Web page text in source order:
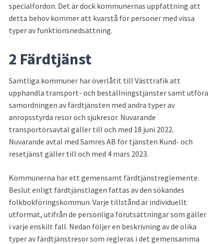
specialfordon. Det är dock kommunernas uppfattning att
detta behov kommer att kvarstå för personer med vissa
typer av funktionsnedsättning.
2 Färdtjänst
Samtliga kommuner har överlåtit till Västtrafik att
upphandla transport- och beställningstjänster samt utföra
samordningen av färdtjänsten med andra typer av
anropsstyrda resor och sjukresor. Nuvarande
transportörsavtal gäller till och med 18 juni 2022.
Nuvarande avtal med Samres AB för tjänsten Kund- och
resetjänst gäller till och med 4 mars 2023.
Kommunerna har ett gemensamt färdtjänstreglemente.
Beslut enligt färdtjänstlagen fattas av den sökandes
folkbokföringskommun. Varje tillstånd är individuellt
utformat, utifrån de personliga förutsättningar som gäller
i varje enskilt fall. Nedan följer en beskrivning av de olika
typer av färdtjänstresor som regleras i det gemensamma